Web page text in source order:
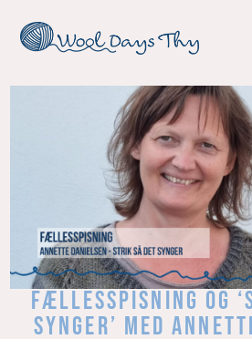
FÆLLESSPISNING OG
SYNGER’ MED